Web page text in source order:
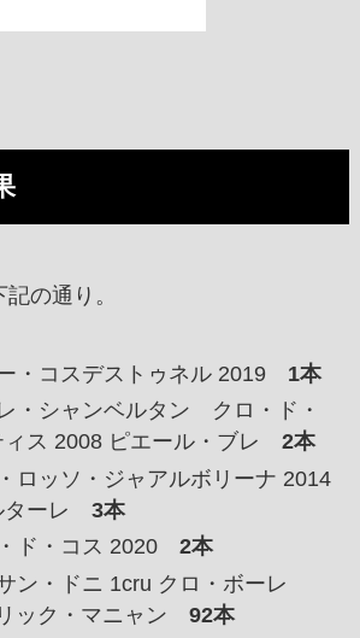
記の通り。
・コスデストゥネル 2019 1本
・シャンベルタン クロ・ド・
ィス 2008 ピエール・ブレ 2本
ロッソ・ジャアルボリーナ 2014
ターレ 3本
ド・コス 2020 2本
ン・ドニ 1cru クロ・ボーレ
ック・マニャン 92本